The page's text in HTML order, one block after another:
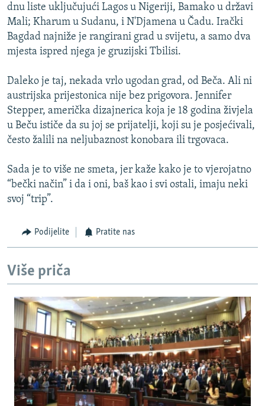
dnu liste uključujući Lagos u Nigeriji, Bamako u državi
Mali; Kharum u Sudanu, i N'Djamena u Čadu. Irački
Bagdad najniže je rangirani grad u svijetu, a samo dva
mjesta ispred njega je gruzijski Tbilisi.
Daleko je taj, nekada vrlo ugodan grad, od Beča. Ali ni
austrijska prijestonica nije bez prigovora. Jennifer
Stepper, američka dizajnerica koja je 18 godina živjela
u Beču ističe da su joj se prijatelji, koji su je posjećivali,
često žalili na neljubaznost konobara ili trgovaca.
Sada je to više ne smeta, jer kaže kako je to vjerojatno
“bečki način” i da i oni, baš kao i svi ostali, imaju neki
svoj “trip”.
Podijelite Pratite nas
Više priča